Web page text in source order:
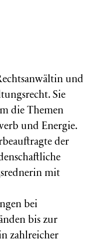
und
Sie
die Themen
und Energie.
der
mit
bei
bis zur
zahlreicher